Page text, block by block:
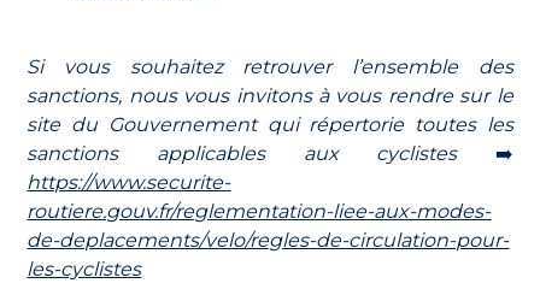
Si vous souhaitez retrouver l’ensemble des
sanctions, nous vous invitons à vous rendre sur le
site du Gouvernement qui répertorie toutes les
sanctions applicables aux cyclistes ➡️
https://www.securite-
routiere.gouv.fr/reglementation-liee-aux-modes-
de-deplacements/velo/regles-de-circulation-pour-
les-cyclistes